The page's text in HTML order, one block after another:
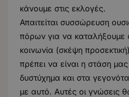
κάνουμε στις εκλογές.
Απαιτείται συσσώρευση
πόρων για να καταλήξουμε
κοινωνία (σκέψη
πρέπει να είναι η στάση
δυστύχημα και στα
με αυτό. Αυτές οι γνώσεις